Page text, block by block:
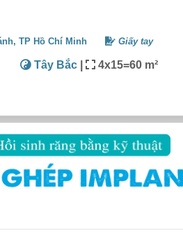
TP Hồ Chí Minh Giấy tay
Tây Bắc| 4x15=60 m²